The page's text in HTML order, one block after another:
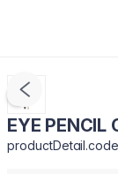
EYE PENCIL
productDetail.code